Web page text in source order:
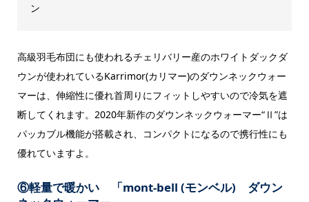
ン
高級羽毛布団にも使われるチェリバリー産のホワイトダックダ
ウンが使われているKarrimor(カリマー)のダウンネックウォー
マーは、伸縮性に優れ首周りにフィットしやすいので冷気を遮
断してくれます。2020年新作のダウンネックウォーマー“Ⅱ”は
パッカブル機能が搭載され、コンパクトになるので携行性にも
優れていますよ。
⑥軽量で暖かい 「mont-bell (モンベル) ダウン